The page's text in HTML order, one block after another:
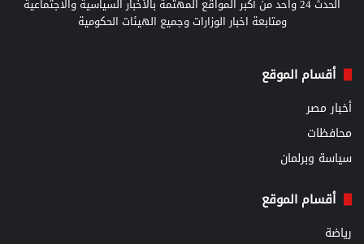
الحدث 24 واحد من أكبر المواقع المهتمة بالأخبار السياسية والاجتماعية
ومتابعة اخبار الوزارات وجميع الهيئات الحكومية
أقسام الموقع
أخبار مصر
محافظات
سياسة وبرلمان
أقسام الموقع
رياضة